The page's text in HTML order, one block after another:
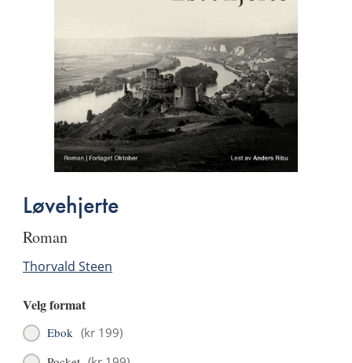
Løvehjerte
roman
Thorvald Steen
Velg format
Ebok (kr 199)